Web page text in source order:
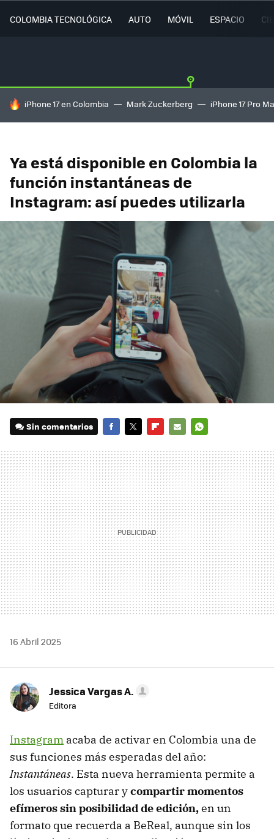
COLOMBIA TECNOLÓGICA AUTO MÓVIL ESPACIO
HOY SE HABLA DE
iPhone 17 en Colombia Mark Zuckerberg iPhone 17 Pro
Ya está disponible en Colombia la
función instantáneas de
Instagram: así puedes utilizarla
Sin comentarios
MAIL
16 Abril 2025
Jessica Vargas A.
Editora
Instagram acaba de activar en Colombia una de
sus funciones más esperadas del año:
Instantáneas. Esta nueva herramienta permite a
los usuarios capturar ycompartir momentos
efímeros sin posibilidad de edición,en un
formato que recuerda a BeReal, aunque sin los